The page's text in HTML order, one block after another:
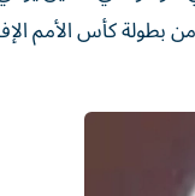
كأس الأمم